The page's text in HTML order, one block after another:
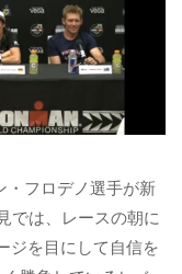
・フロデノ選手が新
では、レースの朝に
を目にして自信を